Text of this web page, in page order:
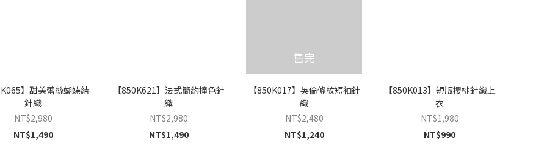
】甜美蕾絲蝴蝶結
針織
NT$2,980
NT$1,490
【850K621】法式簡約撞色針
織
NT$2,980
NT$1,490
售完
【850K017】英倫條紋短袖針
織
NT$2,480
NT$1,240
【850K013】短版櫻桃針織上
衣
NT$1,980
NT$990